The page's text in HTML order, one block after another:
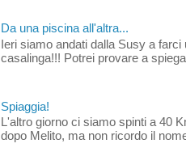
Da una piscina all'altra...
Ieri siamo andati dalla Susy a
casalinga!!! Potrei provare a
Spiaggia!
L'altro giorno ci siamo spinti a 40
dopo Melito, ma non ricordo il